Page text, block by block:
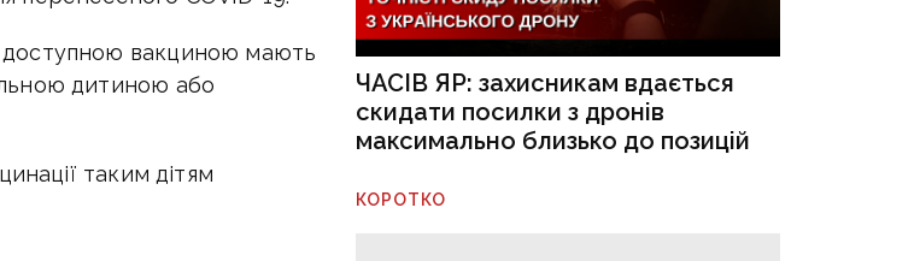
доступною вакциною мають
дитиною або
таким дітям
ЧАСІВ ЯР: захисникам вдається
скидати посилки з дронів
максимально близько до позицій
КОРОТКО